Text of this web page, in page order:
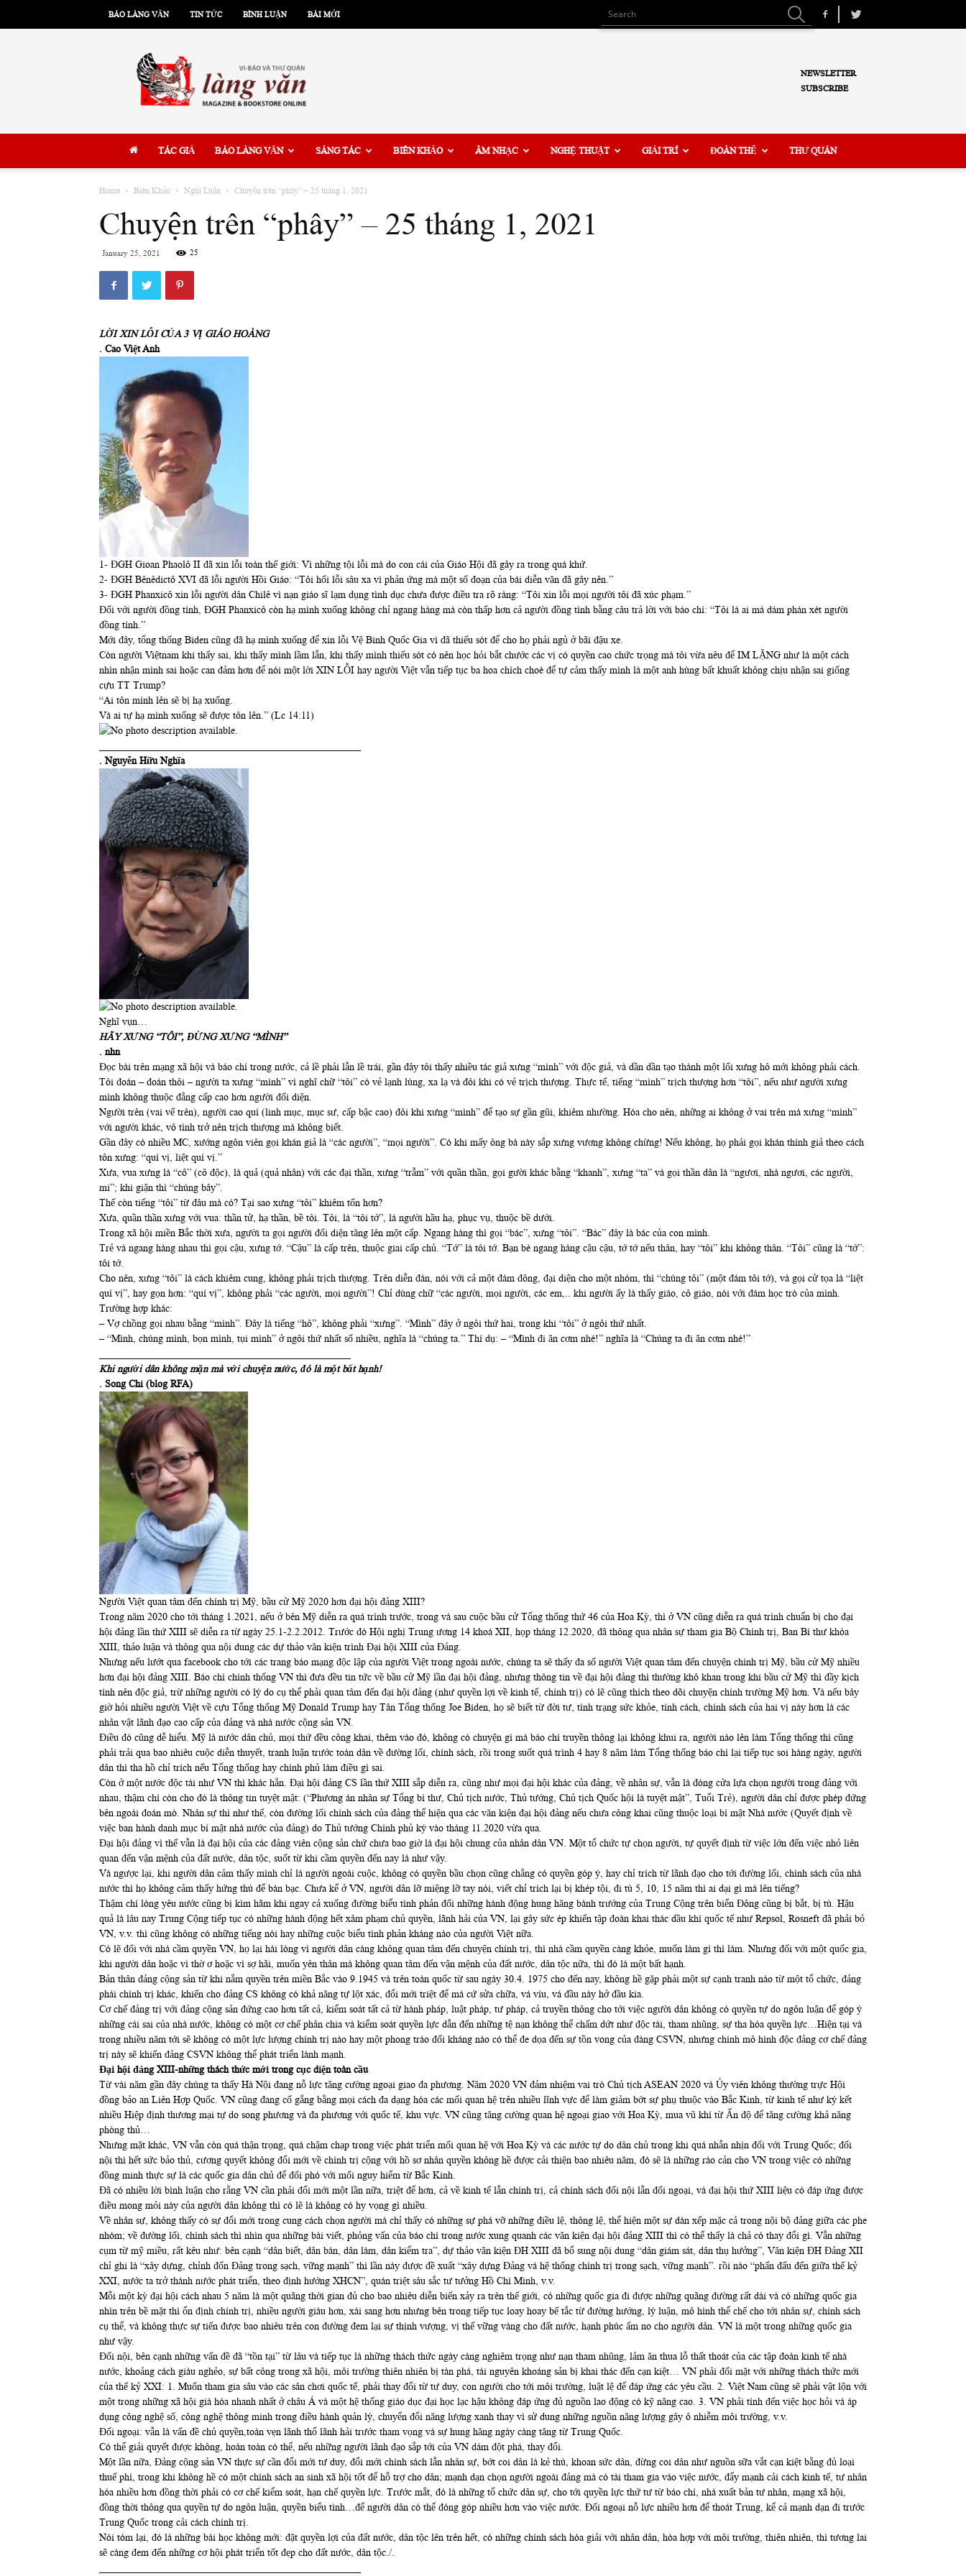
BÁO LÀNG VĂN TIN TỨC BÌNH LUẬN BÀI MỚI
Văn
NEWSLETTER
SUBSCRIBE
TÁC GIẢ BÁO LÀNG VĂN SÁNG TÁC BIÊN KHẢO ÂM NHẠC NGHỆ THUẬT GIẢI TRÍ ĐOÀN THỂ THƯ QUÁN
Home Biên Khảo Nghị Luận Chuyện trên “phây” – 25 tháng 1, 2021
Chuyện trên “phây” – 25 tháng 1, 2021
January 25, 2021 25
LỜI XIN LỖI CỦA 3 VỊ GIÁO HOÀNG
. Cao Việt Anh
1- ĐGH Gioan Phaolô II đã xin lỗi toàn thế giới: Vì những tội lỗi mà do con cái của Giáo Hội đã gây ra trong quá khứ.
2- ĐGH Bênêdictô XVI đã lỗi người Hồi Giáo: “Tôi hối lỗi sâu xa vì phản ứng mà một số đoạn của bài diễn văn đã gây nên.”
3- ĐGH Phanxicô xin lỗi người dân Chilê vì nạn giáo sĩ lạm dụng tình dục chưa được điều tra rõ ràng: “Tôi xin lỗi mọi người tôi đã xúc phạm.”
Đối với người đồng tính, ĐGH Phanxicô còn hạ mình xuống không chỉ ngang hàng mà còn thấp hơn cả người đồng tính bằng câu trả lời với báo chí: “Tôi là ai mà dám phán xét người
đồng tính.”
Mới đây, tổng thống Biden cũng đã hạ mình xuống để xin lỗi Vệ Binh Quốc Gia vì đã thiếu sót để cho họ phải ngủ ở bãi đậu xe.
Còn người Việtnam khi thấy sai, khi thấy mình lầm lẫn, khi thấy mình thiếu sót có nên học hỏi bắt chước các vị có quyền cao chức trọng mà tôi vừa nêu để IM LẶNG như là một cách
nhìn nhận mình sai hoặc can đảm hơn để nói một lời XIN LỖI hay người Việt vẫn tiếp tục ba hoa chích choè để tự cảm thấy mình là một anh hùng bất khuất không chịu nhận sai giống
cựu TT Trump?
“Ai tôn mình lên sẽ bị hạ xuống.
Và ai tự hạ mình xuống sẽ được tôn lên.” (Lc 14:11)
. Nguyễn Hữu Nghĩa
Nghĩ vụn…
HÃY XƯNG “TÔI”, ĐỪNG XƯNG “MÌNH”
. nhn
Đọc bài trên mạng xã hội và báo chí trong nước, cả lề phải lẫn lề trái, gần đây tôi thấy nhiều tác giả xưng “mình” với độc giả, và dần dần tạo thành một lối xưng hô mới không phải cách.
Tôi đoán – đoán thôi – người ta xưng “mình” vì nghĩ chữ “tôi” có vẻ lạnh lùng, xa lạ và đôi khi có vẻ trịch thượng. Thực tế, tiếng “mình” trịch thượng hơn “tôi”, nếu như người xưng
mình không thuộc đẳng cấp cao hơn người đối diện.
Người trên (vai vế trên), người cao quí (linh mục, mục sư, cấp bậc cao) đôi khi xưng “mình” để tạo sự gần gũi, khiêm nhường. Hóa cho nên, những ai không ở vai trên mà xưng “mình”
với người khác, vô tình trở nên trịch thượng mà không biết.
Gần đây có nhiều MC, xướng ngôn viên gọi khán giả là “các người”, “mọi người”. Có khi mấy ông bà này sắp xưng vương không chừng! Nếu không, họ phải gọi khán thính giả theo cách
tôn xưng: “quí vị, liệt quí vị.”
Xưa, vua xưng là “cô” (cô độc), là quả (quả nhân) với các đại thần, xưng “trẫm” với quần thần, gọi gười khác bằng “khanh”, xưng “ta” và gọi thần dân là “ngươi, nhà ngươi, các người,
mi”; khi giận thì “chúng bây”.
Thế còn tiếng “tôi” từ đâu mà có? Tại sao xưng “tôi” khiêm tốn hơn?
Xưa, quần thần xưng với vua: thần tử, hạ thần, bề tôi. Tôi, là “tôi tớ”, là người hầu hạ, phục vụ, thuộc bề dưới.
Trong xã hội miền Bắc thời xưa, người ta gọi người đối diện tăng lên một cấp. Ngang hàng thì gọi “bác”, xưng “tôi”. “Bác” đây là bác của con mình.
Trẻ và ngang hàng nhau thì gọi cậu, xưng tớ. “Cậu” là cấp trên, thuộc giai cấp chủ. “Tớ” là tôi tớ. Bạn bè ngang hàng cậu cậu, tớ tớ nếu thân, hay “tôi” khi không thân. “Tôi” cũng là “tớ”:
tôi tớ.
Cho nên, xưng “tôi” là cách khiêm cung, không phải trịch thượng. Trên diễn đàn, nói với cả một đám đông, đại diện cho một nhóm, thì “chúng tôi” (một đám tôi tớ), và gọi cử tọa là “liệt
quí vị”, hay gọn hơn: “quí vị”, không phải “các người, mọi người”! Chỉ dùng chữ “các người, mọi người, các em,.. khi người ấy là thấy giáo, cô giáo, nói với đám học trò của mình.
Trường hợp khác:
– Vợ chồng gọi nhau bằng “mình”. Đây là tiếng “hô”, không phải “xưng”. “Mình” đây ở ngôi thứ hai, trong khi “tôi” ở ngôi thứ nhất.
– “Mình, chúng mình, bọn mình, tụi mình” ở ngôi thứ nhất số nhiều, nghĩa là “chúng ta.” Thí dụ: – “Mình đi ăn cơm nhé!” nghĩa là “Chúng ta đi ăn cơm nhé!”
Khi người dân không mặn mà với chuyện nước, đó là một bất hạnh!
. Song Chi (blog RFA)
Người Việt quan tâm đến chính trị Mỹ, bầu cử Mỹ 2020 hơn đại hội đảng XIII?
Trong năm 2020 cho tới tháng 1.2021, nếu ở bên Mỹ diễn ra quá trình trước, trong và sau cuộc bầu cử Tổng thống thứ 46 của Hoa Kỳ, thì ở VN cũng diễn ra quá trình chuẩn bị cho đại
hội đảng lần thứ XIII sẽ diễn ra từ ngày 25.1-2.2.2012. Trước đó Hội nghị Trung ương 14 khoá XII, họp tháng 12.2020, đã thông qua nhân sự tham gia Bộ Chính trị, Ban Bí thư khóa
XIII, thảo luận và thông qua nội dung các dự thảo văn kiện trình Đại hội XIII của Đảng.
Nhưng nếu lướt qua facebook cho tới các trang báo mạng độc lập của người Việt trong ngoài nước, chúng ta sẽ thấy đa số người Việt quan tâm đến chuyện chính trị Mỹ, bầu cử Mỹ nhiều
hơn đại hội đảng XIII. Báo chí chính thống VN thì đưa đều tin tức về bầu cử Mỹ lần đại hội đảng, nhưng thông tin về đại hội đảng thì thường khô khan trong khi bầu cử Mỹ thì đầy kịch
tính nên độc giả, trừ những người có lý do cụ thể phải quan tâm đến đại hội đảng (như quyền lợi về kinh tế, chính trị) có lẽ cũng thích theo dõi chuyện chính trường Mỹ hơn. Và nếu bây
giờ hỏi nhiều người Việt về cựu Tổng thống Mỹ Donald Trump hay Tân Tổng thống Joe Biden, họ sẽ biết từ đời tư, tình trạng sức khỏe, tính cách, chính sách của hai vị này hơn là các
nhân vật lãnh đạo cao cấp của đảng và nhà nước cộng sản VN.
Điều đó cũng dễ hiểu. Mỹ là nước dân chủ, mọi thứ đều công khai, thêm vào đó, không có chuyện gì mà báo chí truyền thông lại không khui ra, người nào lên làm Tổng thống thì cũng
phải trải qua bao nhiêu cuộc diễn thuyết, tranh luận trước toàn dân về đường lối, chính sách, rồi trong suốt quá trình 4 hay 8 năm làm Tổng thống báo chí lại tiếp tục soi hàng ngày, người
dân thì tha hồ chỉ trích nếu Tổng thống hay chính phủ làm điều gì sai.
Còn ở một nước độc tài như VN thì khác hẳn. Đại hội đảng CS lần thứ XIII sắp diễn ra, cũng như mọi đại hội khác của đảng, về nhân sự, vẫn là đóng cửa lựa chọn người trong đảng với
nhau, thậm chí còn cho đó là thông tin tuyệt mật: (“Phương án nhân sự Tổng bí thư, Chủ tịch nước, Thủ tướng, Chủ tịch Quốc hội là tuyệt mật”, Tuổi Trẻ), người dân chỉ được phép đứng
bên ngoài đoán mò. Nhân sự thì như thế, còn đường lối chính sách của đảng thể hiện qua các văn kiện đại hội đảng nếu chưa công khai cũng thuộc loại bí mật Nhà nước (Quyết định về
việc ban hành danh mục bí mật nhà nước của đảng) do Thủ tướng Chính phủ ký vào tháng 11.2020 vừa qua.
Đại hội đảng vì thế vẫn là đại hội của các đảng viên cộng sản chứ chưa bao giờ là đại hội chung của nhân dân VN. Một tổ chức tự chọn người, tự quyết định từ việc lớn đến việc nhỏ liên
quan đến vận mệnh của đất nước, dân tộc, suốt từ khi cầm quyền đến nay là như vậy.
Và ngược lại, khi người dân cảm thấy mình chỉ là người ngoài cuộc, không có quyền bầu chọn cũng chẳng có quyền góp ý, hay chỉ trích từ lãnh đạo cho tới đường lối, chính sách của nhà
nước thì họ không cảm thấy hứng thú để bàn bạc. Chưa kể ở VN, người dân lỡ miệng lỡ tay nói, viết chỉ trích lại bị khép tội, đi tù 5, 10, 15 năm thì ai dại gì mà lên tiếng?
Thậm chí lòng yêu nước cũng bị kìm hãm khi ngay cả xuống đường biểu tình phản đối những hành động hung hăng bành trướng của Trung Cộng trên biển Đông cũng bị bắt, bị tù. Hậu
quả là lâu nay Trung Cộng tiếp tục có những hành động hết xâm phạm chủ quyền, lãnh hải của VN, lại gây sức ép khiến tập đoàn khai thác dầu khí quốc tế như Repsol, Rosneft đã phải bỏ
VN, v.v. thì cũng không có những tiếng nói hay những cuộc biểu tình phản kháng nào của người Việt nữa.
Có lẽ đối với nhà cầm quyền VN, họ lại hài lòng vì người dân càng không quan tâm đến chuyện chính trị, thì nhà cầm quyền càng khỏe, muốn làm gì thì làm. Nhưng đối với một quốc gia,
khi người dân hoặc vì thờ ơ hoặc vì sợ hãi, muốn yên thân mà không quan tâm đến vận mệnh của đất nước, dân tộc nữa, thì đó là một bất hạnh.
Bản thân đảng cộng sản từ khi nắm quyền trên miền Bắc vào 9.1945 và trên toàn quốc từ sau ngày 30.4. 1975 cho đến nay, không hề gặp phải một sự cạnh tranh nào từ một tổ chức, đảng
phái chính trị khác, khiến cho đảng CS không có khả năng tự lột xác, đổi mới triệt để mà cứ sửa chữa, vá víu, vá đầu này hở đầu kia.
Cơ chế đảng trị với đảng cộng sản đứng cao hơn tất cả, kiểm soát tất cả từ hành pháp, luật pháp, tư pháp, cả truyền thông cho tới việc người dân không có quyền tự do ngôn luận để góp ý
những cái sai của nhà nước, không có một cơ chế phân chia và kiểm soát quyền lực dẫn đến những tệ nạn không thể chấm dứt như độc tài, tham nhũng, sự tha hóa quyền lực…Hiện tại và
trong nhiều năm tới sẽ không có một lực lượng chính trị nào hay một phong trào đối kháng nào có thể đe dọa đến sự tồn vong của đàng CSVN, nhưng chính mô hình độc đảng cơ chế đảng
trị này sẽ khiến đảng CSVN không thể phát triển lành mạnh.
Đại hội đảng XIII-những thách thức mới trong cục diện toàn cầu
Từ vài năm gần đây chúng ta thấy Hà Nội đang nỗ lực tăng cường ngoại giao đa phương. Năm 2020 VN đảm nhiệm vai trò Chủ tịch ASEAN 2020 và Ủy viên không thường trực Hội
đồng bảo an Liên Hợp Quốc. VN cũng đang cố gắng bằng mọi cách đa dạng hóa các mối quan hệ trên nhiều lĩnh vực để làm giảm bớt sự phụ thuộc vào Bắc Kinh, từ kinh tế như ký kết
nhiều Hiệp định thương mại tự do song phương và đa phương với quốc tế, khu vực. VN cũng tăng cường quan hệ ngoại giao với Hoa Kỳ, mua vũ khí từ Ấn độ để tăng cường khả năng
phòng thủ…
Nhưng mặt khác, VN vẫn còn quá thận trọng, quá chậm chạp trong việc phát triển mối quan hệ với Hoa Kỳ và các nước tự do dân chủ trong khi quá nhẫn nhịn đối với Trung Quốc; đối
nội thì hết sức bảo thủ, cương quyết không đổi mới về chính trị cộng với hồ sơ nhân quyền không hề được cải thiện bao nhiêu năm, đó sẽ là những rào cản cho VN trong việc có những
đồng minh thực sự là các quốc gia dân chủ để đối phó với mối nguy hiểm từ Bắc Kinh.
Đã có nhiều lời bình luận cho rằng VN cần phải đổi mới một lần nữa, triệt để hơn, cả về kinh tế lẫn chính trị, cả chính sách đối nội lẫn đối ngoại, và đại hội thứ XIII liệu có đáp ứng được
điều mong mỏi này của người dân không thì có lẽ là không có hy vọng gì nhiều.
Về nhân sự, không thấy có sự đổi mới trong cung cách chọn người mà chỉ thấy có những sự phá vỡ những điều lệ, thông lệ, thể hiện một sự dàn xếp mặc cả trong nội bộ đảng giữa các phe
nhóm; về đường lối, chính sách thì nhìn qua những bài viết, phỏng vấn của báo chí trong nước xung quanh các văn kiện đại hội đảng XIII thì có thể thấy là chả có thay đổi gì. Vẫn những
cụm từ mỹ miều, rất kêu như: bên cạnh “dân biết, dân bàn, dân làm, dân kiểm tra”, dự thảo văn kiện ĐH XIII đã bổ sung nội dung “dân giám sát, dân thụ hưởng”, Văn kiện ĐH Đảng XII
chỉ ghi là “xây dựng, chỉnh đốn Đảng trong sạch, vững mạnh” thì lần này được đề xuất “xây dựng Đảng và hệ thống chính trị trong sạch, vững mạnh”. rồi nào “phấn đấu đến giữa thế kỷ
XXI, nước ta trở thành nước phát triển, theo định hướng XHCN”, quán triệt sâu sắc tư tưởng Hồ Chí Minh, v.v.
Mỗi một kỳ đại hội cách nhau 5 năm là một quãng thời gian đủ cho bao nhiêu diễn biến xảy ra trên thế giới, có những quốc gia đi được những quãng đường rất dài và có những quốc gia
nhìn trên bề mặt thì ổn định chính trị, nhiều người giàu hơn, xài sang hơn nhưng bên trong tiếp tục loay hoay bế tắc từ đường hướng, lý luận, mô hình thể chế cho tới nhân sự, chính sách
cụ thể, và không thực sự tiến được bao nhiêu trên con đường đem lại sự thịnh vượng, vị thế vững vàng cho đất nước, hạnh phúc ấm no cho người dân. VN là một trong những quốc gia
như vậy.
Đối nội, bên cạnh những vấn đề đã “tồn tại” từ lâu và tiếp tục là những thách thức ngày càng nghiêm trọng như nạn tham nhũng, lảm ăn thua lỗ thất thoát của các tập đoàn kinh tế nhà
nước, khoảng cách giàu nghẻo, sự bất công trong xã hội, môi trường thiên nhiên bị tàn phá, tài nguyên khoáng sản bị khai thác đến cạn kiệt… VN phải đối mặt với những thách thức mới
của thế kỷ XXI: 1. Muốn tham gia sâu vào các sân chơi quốc tế, phải thay đổi từ tư duy, con người cho tới môi trường, luật lệ để đáp ứng các yêu cầu. 2. Việt Nam cũng sẽ phải vật lộn với
một trong những xã hội già hóa nhanh nhất ở châu Á và một hệ thống giáo dục đại học lạc hậu không đáp ứng đủ nguồn lao động có kỹ năng cao. 3. VN phải tính đến việc học hỏi và áp
dụng công nghệ số, công nghệ thông minh trong điều hành quản lý, chuyển đổi năng lượng xanh thay vì sử dung những nguồn năng lượng gây ô nhiễm môi trường, v.v.
Đối ngoại: vẫn là vấn đề chủ quyền,toàn vẹn lãnh thổ lãnh hải trước tham vọng và sự hung hăng ngày càng tăng từ Trung Quốc.
Có thể giải quyết được không, hoàn toàn có thể, nếu những người lãnh đạo sắp tới của VN dám đột phá, thay đổi.
Một lần nữa, Đảng cộng sản VN thực sự cần đổi mới tư duy, đổi mới chính sách lẫn nhân sự, bớt coi dân là kẻ thù, khoan sức dân, đừng coi dân như nguồn sữa vắt cạn kiệt bằng đủ loại
thuế phí, trong khi không hề có một chính sách an sinh xã hội tốt để hỗ trợ cho dân; mạnh dạn chọn người ngoài đảng mà có tài tham gia vào việc nước, đẩy mạnh cải cách kinh tế, tư nhân
hóa nhiều hơn đồng thời phải có cơ chế kiểm soát, hạn chế quyền lực. Trước mắt, đó là những tổ chức dân sự, cho tới quyền lực thứ tư từ báo chí, nhà xuất bản tư nhân, mạng xã hội,
đồng thời thông qua quyền tự do ngôn luận, quyền biểu tình…để người dân có thể đóng góp nhiều hơn vào việc nước. Đối ngoại nỗ lực nhiều hơn để thoát Trung, kể cả mạnh dạn đi trước
Trung Quốc trong cải cách chính trị.
Nói tóm lại, đó là những bài học không mới: đặt quyền lợi của đất nước, dân tộc lên trên hết, có những chính sách hòa giải với nhân dân, hòa hợp với môi trường, thiên nhiên, thì tương lai
sẽ càng đem đến những cơ hội phát triển tốt đẹp cho đất nước, dân tộc./.